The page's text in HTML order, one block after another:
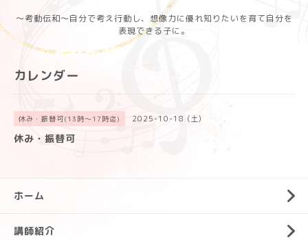
〜考動伝和〜自分で考え行動し、想像力に優れ知りたいを育て自分を
表現できる子に。
カレンダー
休み・振替可(13時〜17時迄) 2025-10-18 (土)
休み・振替可
ホーム
講師紹介